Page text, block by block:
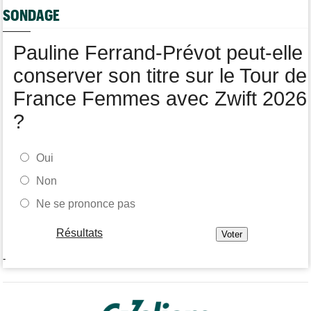
SONDAGE
Pauline Ferrand-Prévot peut-elle
conserver son titre sur le Tour de
France Femmes avec Zwift 2026
?
Oui
Non
Ne se prononce pas
Résultats
-